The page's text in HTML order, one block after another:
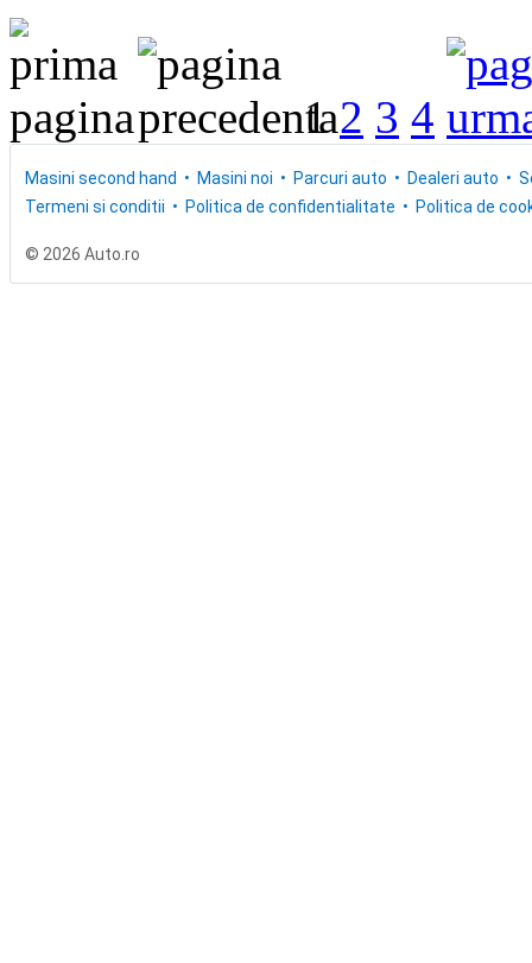
1 2 3 4
Masini second hand Masini noi Parcuri auto Dealeri auto
Termeni si conditii
Politica de confidentialitate Politica de
© 2026 Auto.ro